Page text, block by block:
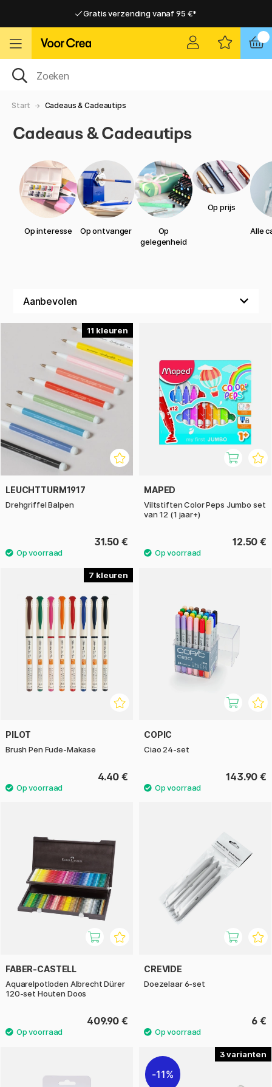
Gratis verzending vanaf 95 €*
Gratis verzending vanaf 95 €*
Start Cadeaus & Cadeautips
Cadeaus & Cadeautips
Op interesse Op ontvanger
Op
gelegenheid
Op prijs
Alle
11
LEUCHTTURM1917
Drehgriffel Balpen
31.50 €
MAPED
Viltstiften Color Peps Jumbo set
van 12 (1 jaar+)
12.50 €
7
PILOT
Brush Pen Fude-Makase
4.40 €
COPIC
Ciao 24-set
143.90 €
FABER-CASTELL
Aquarelpotloden Albrecht Dürer
120-set Houten Doos
409.90 €
CREVIDE
Doezelaar 6-set
6 €
3
11%